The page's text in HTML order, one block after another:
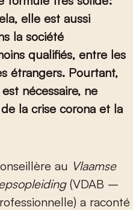
elle est aussi
la société
qualifiés, entre les
étrangers. Pourtant,
nécessaire, ne
la crise corona et la
au Vlaamse
(VDAB –
a raconté